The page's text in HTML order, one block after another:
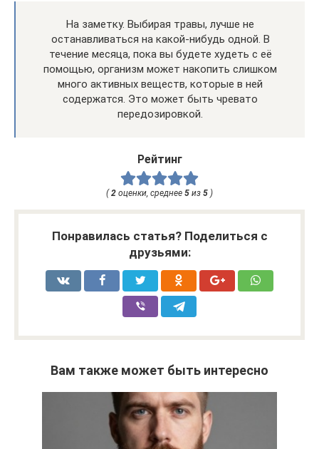
На заметку. Выбирая травы, лучше не
останавливаться на какой-нибудь одной. В
течение месяца, пока вы будете худеть с её
помощью, организм может накопить слишком
много активных веществ, которые в ней
содержатся. Это может быть чревато
передозировкой.
Рейтинг
( 2 оценки, среднее 5 из 5 )
Понравилась статья? Поделиться с
друзьями:
Вам также может быть интересно